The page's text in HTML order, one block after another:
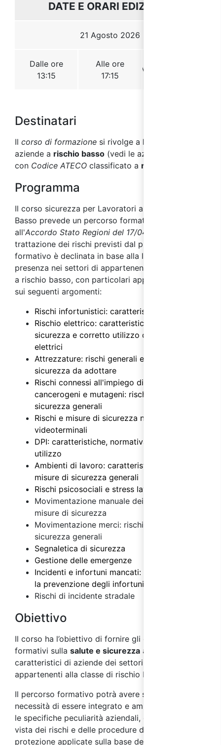
Destinatari
Il corso di formazione si rivolge a lavoratori
aziende a rischio basso (vedi le aziende
con Codice ATECO classificato a rischio basso
Programma
Il corso sicurezza per Lavoratori a rischio
Basso prevede un percorso formativo conforme
all'Accordo Stato Regioni del 17/04/2025
trattazione dei rischi previsti dal progetto
formativo è declinata in base alla loro tipica
presenza nei settori di appartenenza delle aziende
a rischio basso, con particolari approfondimenti
sui seguenti argomenti:
Rischi infortunistici: caratteristiche
Rischio elettrico: caratteristiche, misure di
sicurezza e corretto utilizzo degli impianti
elettrici
Attrezzature: rischi generali e misure di
sicurezza da adottare
Rischi connessi all'impiego di agenti chimici,
cancerogeni e mutageni: rischi e misure di
sicurezza generali
Rischi e misure di sicurezza nell'uso dei
videoterminali
DPI: caratteristiche, normativa e regole di
utilizzo
Ambienti di lavoro: caratteristiche, rischi e
misure di sicurezza generali
Rischi psicosociali e stress lavoro correlato
Movimentazione manuale dei carichi: rischi e
misure di sicurezza
Movimentazione merci: rischi e misure di
sicurezza generali
Segnaletica di sicurezza
Gestione delle emergenze
Incidenti e infortuni mancati: importanza per
la prevenzione degli infortuni
Rischi di incidente stradale
Obiettivo
Il corso ha l’obiettivo di fornire gli elementi
formativi sulla salute e sicurezza ai
caratteristici di aziende dei settori ATECO
appartenenti alla classe di rischio basso.
Il percorso formativo potrà avere successivamente
necessità di essere integrato e ampliato secondo
le specifiche peculiarità aziendali, dal punto di
vista dei rischi e delle procedure di prevenzione e
protezione applicate sulla base della valutazione